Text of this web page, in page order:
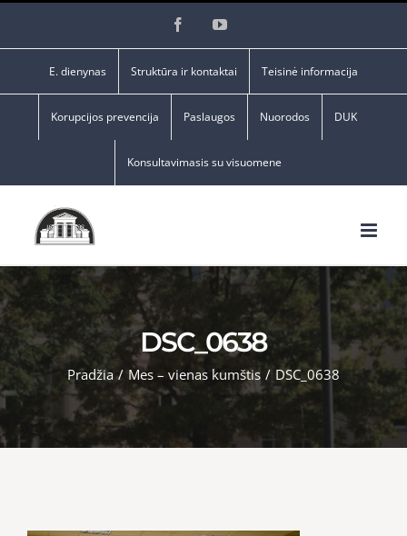
FacebookYouTube
E. dienynas Struktūra ir kontaktai Teisinė informacija
Korupcijos prevencija Paslaugos Nuorodos DUK
Konsultavimasis su visuomene
DSC_0638
Pradžia / Mes – vienas kumštis / DSC_0638